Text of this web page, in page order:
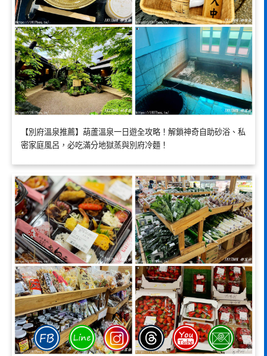
【別府溫泉推薦】葫蘆溫泉一日遊全攻略！解鎖神奇自助砂浴、私
密家庭風呂，必吃滿分地獄蒸與別府冷麵！